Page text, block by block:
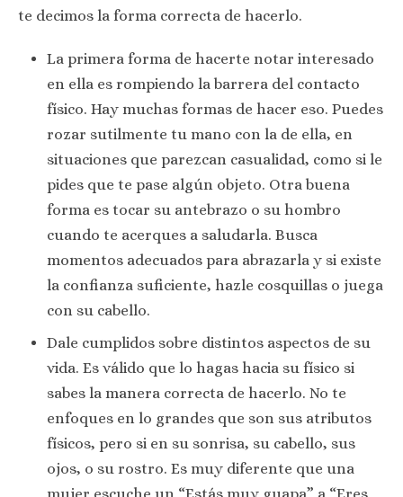
te decimos la forma correcta de hacerlo.
La primera forma de hacerte notar interesado
en ella es rompiendo la barrera del contacto
físico. Hay muchas formas de hacer eso. Puedes
rozar sutilmente tu mano con la de ella, en
situaciones que parezcan casualidad, como si le
pides que te pase algún objeto. Otra buena
forma es tocar su antebrazo o su hombro
cuando te acerques a saludarla. Busca
momentos adecuados para abrazarla y si existe
la confianza suficiente, hazle cosquillas o juega
con su cabello.
Dale cumplidos sobre distintos aspectos de su
vida. Es válido que lo hagas hacia su físico si
sabes la manera correcta de hacerlo. No te
enfoques en lo grandes que son sus atributos
físicos, pero si en su sonrisa, su cabello, sus
ojos, o su rostro. Es muy diferente que una